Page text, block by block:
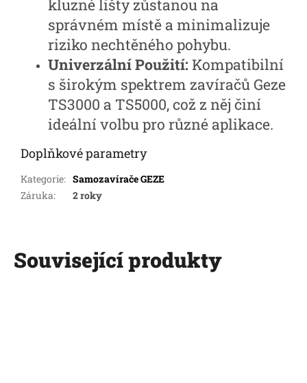
kluzné lišty zůstanou na
správném místě a minimalizuje
riziko nechtěného pohybu.
Univerzální Použití: Kompatibilní
s širokým spektrem zavíračů Geze
TS3000 a TS5000, což z něj činí
ideální volbu pro různé aplikace.
Doplňkové parametry
Kategorie: Samozavírače GEZE
Záruka: 2 roky
Související produkty